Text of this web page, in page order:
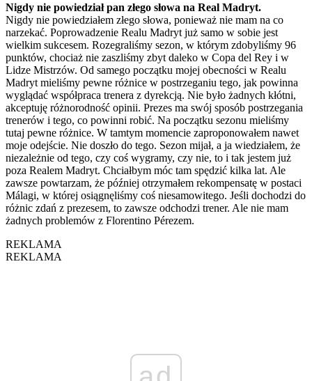
Nigdy nie powiedział pan złego słowa na Real Madryt.
Nigdy nie powiedziałem złego słowa, ponieważ nie mam na co
narzekać. Poprowadzenie Realu Madryt już samo w sobie jest
wielkim sukcesem. Rozegraliśmy sezon, w którym zdobyliśmy 96
punktów, chociaż nie zaszliśmy zbyt daleko w Copa del Rey i w
Lidze Mistrzów. Od samego początku mojej obecności w Realu
Madryt mieliśmy pewne różnice w postrzeganiu tego, jak powinna
wyglądać współpraca trenera z dyrekcją. Nie było żadnych kłótni,
akceptuję różnorodność opinii. Prezes ma swój sposób postrzegania
trenerów i tego, co powinni robić. Na początku sezonu mieliśmy
tutaj pewne różnice. W tamtym momencie zaproponowałem nawet
moje odejście. Nie doszło do tego. Sezon mijał, a ja wiedziałem, że
niezależnie od tego, czy coś wygramy, czy nie, to i tak jestem już
poza Realem Madryt. Chciałbym móc tam spędzić kilka lat. Ale
zawsze powtarzam, że później otrzymałem rekompensatę w postaci
Málagi, w której osiągnęliśmy coś niesamowitego. Jeśli dochodzi do
różnic zdań z prezesem, to zawsze odchodzi trener. Ale nie mam
żadnych problemów z Florentino Pérezem.
REKLAMA
REKLAMA